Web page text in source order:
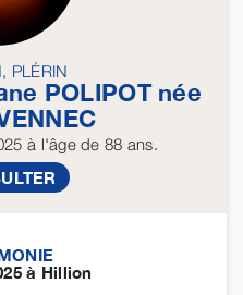
PLÉRIN
POLIPOTnée
à l'âge de 88 ans.
à Hillion